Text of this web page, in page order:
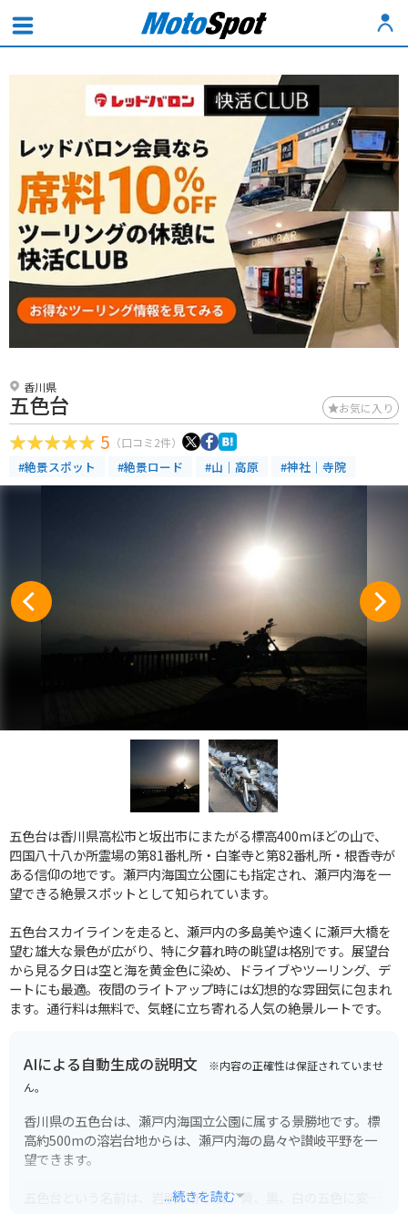
香川県
五色台 お気に入り
5 （口コミ2件）
#絶景スポット #絶景ロード #山｜高原 #神社｜寺院
五色台は香川県高松市と坂出市にまたがる標高400mほどの山で、
四国八十八か所霊場の第81番札所・白峯寺と第82番札所・根香寺が
ある信仰の地です。瀬戸内海国立公園にも指定され、瀬戸内海を一
望できる絶景スポットとして知られています。
五色台スカイラインを走ると、瀬戸内の多島美や遠くに瀬戸大橋を
望む雄大な景色が広がり、特に夕暮れ時の眺望は格別です。展望台
から見る夕日は空と海を黄金色に染め、ドライブやツーリング、デ
ートにも最適。夜間のライトアップ時には幻想的な雰囲気に包まれ
ます。通行料は無料で、気軽に立ち寄れる人気の絶景ルートです。
AIによる自動生成の説明文 ※内容の正確性は保証されていませ
ん。
香川県の五色台は、瀬戸内海国立公園に属する景勝地です。標
高約500mの溶岩台地からは、瀬戸内海の島々や讃岐平野を一
望できます。
五色台という名前は、岩肌が赤、青、黄、黒、白の五色に変化
...続きを読む